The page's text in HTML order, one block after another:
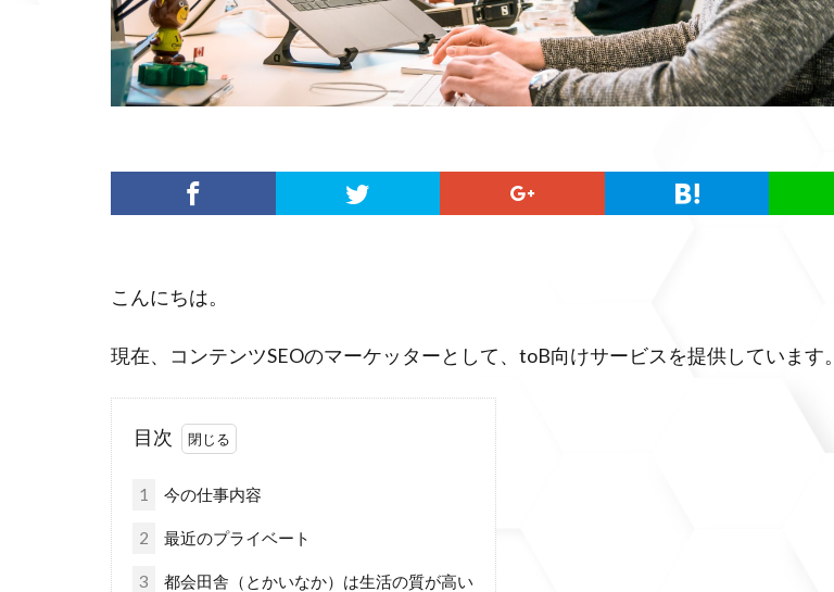
こんにちは。
現在、コンテンツSEOのマーケッターとして、toB向けサービスを提供しています。
目次
1 今の仕事内容
2 最近のプライベート
3 都会田舎（とかいなか）は生活の質が高い